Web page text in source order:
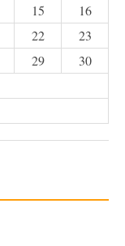
15
16
22
23
29
30